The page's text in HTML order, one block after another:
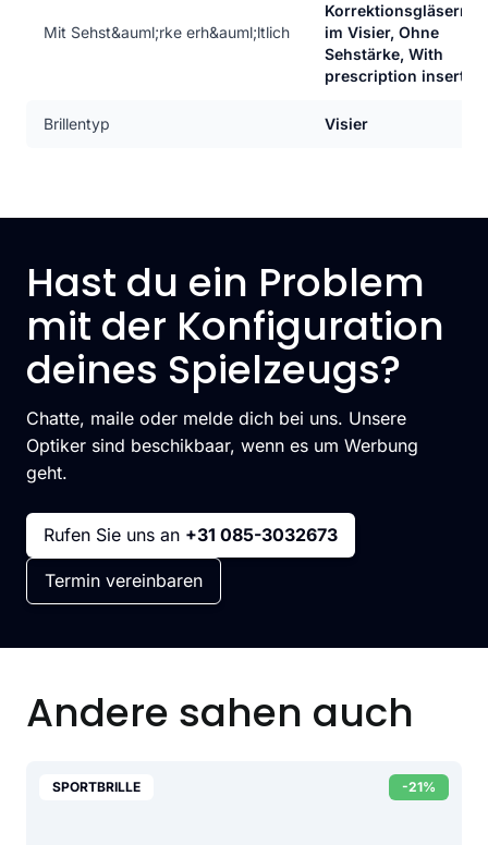
Mit Sehst&auml;rke erh&auml;ltlich
Korrektionsgläsern
im Visier, Ohne
Sehstärke, With
prescription insert
Brillentyp Visier
Hast du ein Problem
mit der Konfiguration
deines Spielzeugs?
Chatte, maile oder melde dich bei uns. Unsere
Optiker sind beschikbaar, wenn es um Werbung
geht.
Rufen Sie uns an +31 085-3032673
Termin vereinbaren
Andere sahen auch
-21%
SPORTBRILLE